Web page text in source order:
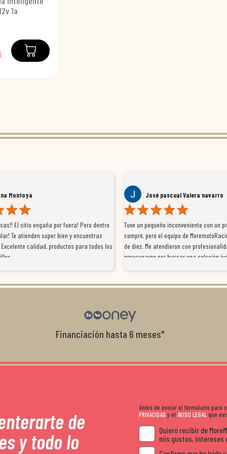
1a
Montoya
El sitio engaña por fuera! Pero dentro
Te atienden super bien y encuentras
calidad, productos para todos los
José pascual Valera navarro
Tuve un pequeño inconveniente con un
compré, pero el equipo de
de diez. Me atendieron con
preocuparon por buscar una solución
con el cliente, y me ofrecieron unas
recomendables.
Financiación hasta 6 meses*
de
y todo lo
Antes de enviar el formulario para
PRIVACIDADy el AVISO LEGALque
Quiero recibir de
mis gustos, intereses